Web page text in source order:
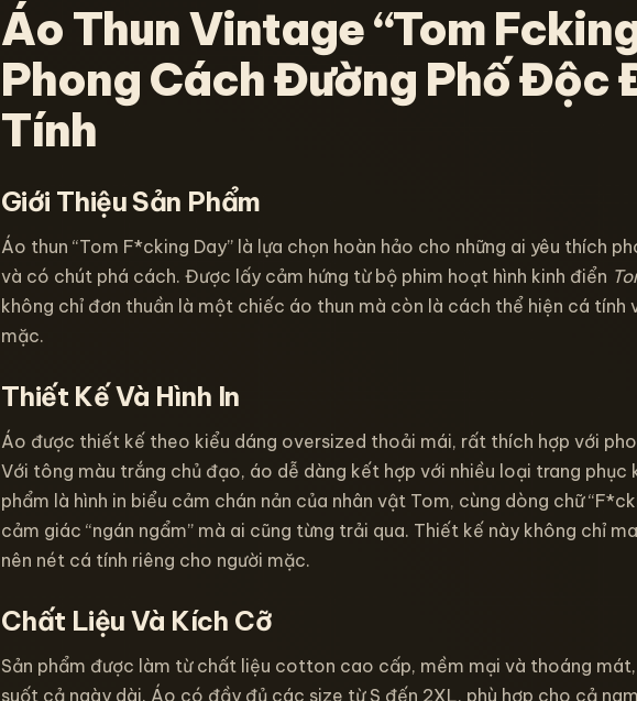
Áo Thun Vintage “Tom
Phong Cách Đường Phố Độc
Tính
Giới Thiệu Sản Phẩm
Áo thun “Tom F*cking Day” là lựa chọn hoàn hảo cho những ai yêu thích
và có chút phá cách. Được lấy cảm hứng từ bộ phim hoạt hình kinh điển
không chỉ đơn thuần là một chiếc áo thun mà còn là cách thể hiện cá tính
mặc.
Thiết Kế Và Hình In
Áo được thiết kế theo kiểu dáng oversized thoải mái, rất thích hợp với
Với tông màu trắng chủ đạo, áo dễ dàng kết hợp với nhiều loại trang phục
phẩm là hình in biểu cảm chán nản của nhân vật Tom, cùng dòng chữ
cảm giác “ngán ngẩm” mà ai cũng từng trải qua. Thiết kế này không chỉ
nên nét cá tính riêng cho người mặc.
Chất Liệu Và Kích Cỡ
Sản phẩm được làm từ chất liệu cotton cao cấp, mềm mại và thoáng
suốt cả ngày dài. Áo có đầy đủ các size từ S đến 2XL, phù hợp cho cả